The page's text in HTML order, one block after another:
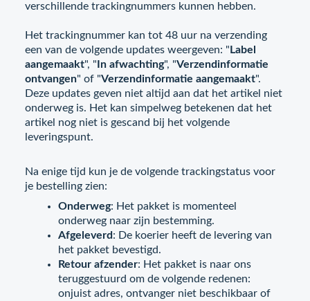
verschillende trackingnummers kunnen hebben.
Het trackingnummer kan tot 48 uur na verzending
een van de volgende updates weergeven: " Label
aangemaakt", " In afwachting", "Verzendinformatie
ontvangen" of "Verzendinformatie aangemaakt".
Deze updates geven niet altijd aan dat het artikel niet
onderweg is. Het kan simpelweg betekenen dat het
artikel nog niet is gescand bij het volgende
leveringspunt.
Na enige tijd kun je de volgende trackingstatus voor
je bestelling zien:
Onderweg: Het pakket is momenteel
onderweg naar zijn bestemming.
Afgeleverd: De koerier heeft de levering van
het pakket bevestigd.
Retour afzender: Het pakket is naar ons
teruggestuurd om de volgende redenen:
onjuist adres, ontvanger niet beschikbaar of